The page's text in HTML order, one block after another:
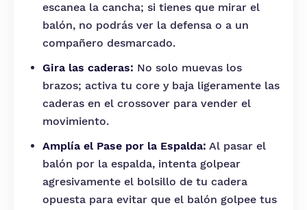
escanea la cancha; si tienes que mirar el
balón, no podrás ver la defensa o a un
compañero desmarcado.
Gira las caderas: No solo muevas los
brazos; activa tu core y baja ligeramente las
caderas en el crossover para vender el
movimiento.
Amplía el Pase por la Espalda: Al pasar el
balón por la espalda, intenta golpear
agresivamente el bolsillo de tu cadera
opuesta para evitar que el balón golpee tus